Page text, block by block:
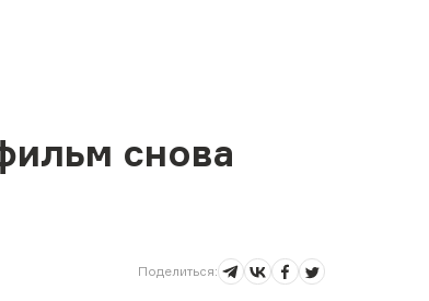
снова
Поделиться: